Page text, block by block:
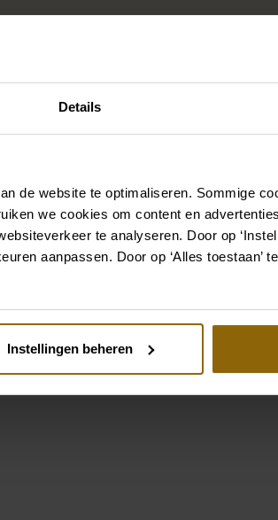
Details
de website te optimaliseren. Sommige
we cookies om content en
te analyseren. Door op
aanpassen. Door op ‘Alles toestaan’
Instellingen beheren
Des chaussures de
mais aussi des colliers,
à votre robe de mariée
à cheveux pour votre
complet que s'il est
boutique d'accessoires
Aller aux accessoires
Voir aussi
Pinterest
Adriana Alier